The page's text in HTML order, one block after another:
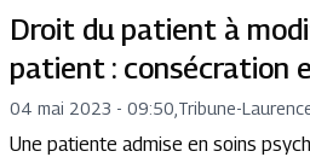
Droit du patient à
patient : consécration
04 mai 2023 - 09:50 Tribune-
Une patiente admise en soins